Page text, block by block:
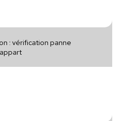
: vérification panne